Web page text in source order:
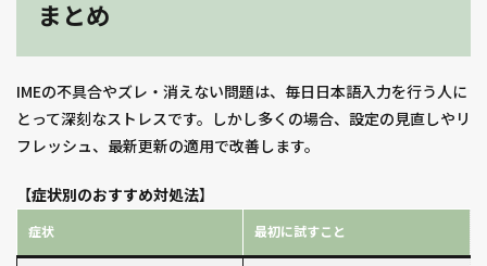
まとめ
IMEの不具合やズレ・消えない問題は、毎日日本語入力を行う人に
とって深刻なストレスです。しかし多くの場合、設定の見直しやリ
フレッシュ、最新更新の適用で改善します。
【症状別のおすすめ対処法】
症状 最初に試すこと